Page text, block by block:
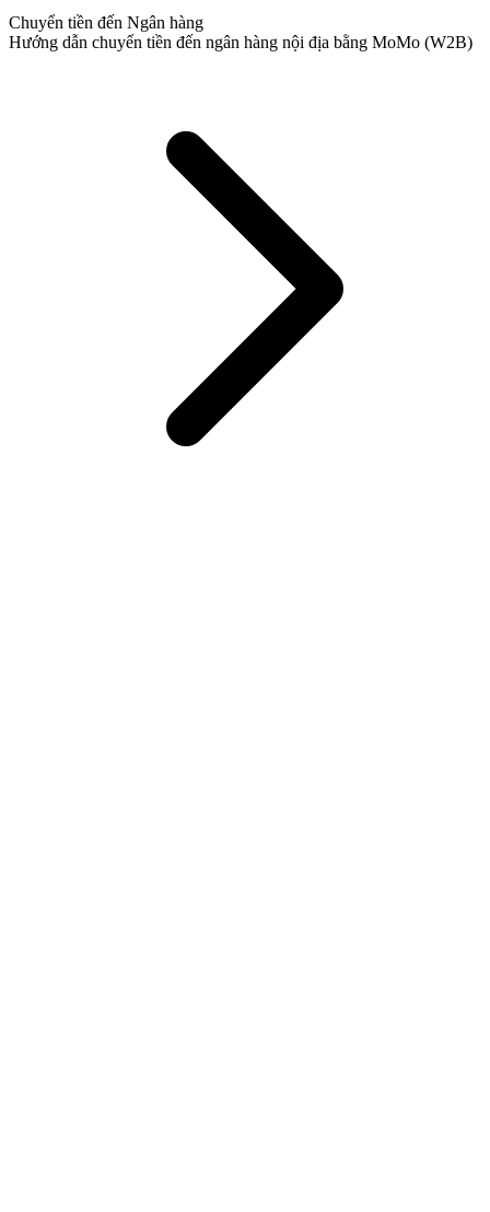
Chuyển tiền đến Ngân hàng
Hướng dẫn chuyển tiền đến ngân hàng nội địa bằng MoMo (W2B)